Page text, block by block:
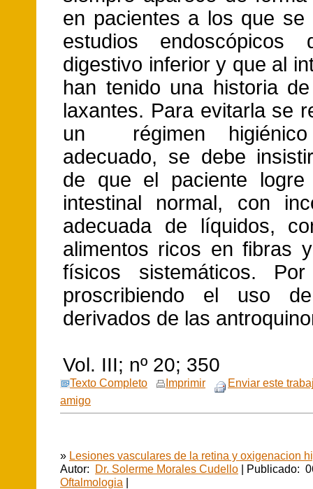
en pacientes a los que se
estudios endoscópicos
digestivo inferior y que al
han tenido una historia
laxantes. Para evitarla se
un régimen higiénico
adecuado, se debe
de que el paciente logre
intestinal normal, con
adecuada de líquidos,
alimentos ricos en fibras
físicos sistemáticos.
proscribiendo el uso
derivados de las
Vol. III; nº 20; 350
Texto Completo Imprimir
Enviar este
amigo
» Lesiones vasculares de la retina y oxigenacion
Autor: Dr. Solerme Morales Cudello | Publicado:
Oftalmologia |